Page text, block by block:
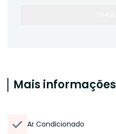
Mais informações
Ar Condicionado